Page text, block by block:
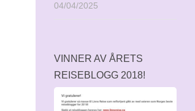
04/04/2025
VINNER AV ÅRETS
REISEBLOGG 2018!